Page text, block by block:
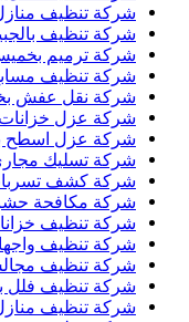
شركة تنظيف منازل
شركة تنظيف بالجبيل
شركة ترميم
شركة تنظيف
شركة نقل عفش
شركة عزل خزانات
شركة عزل اسطح
شركة تسليك
شركة كشف تسربات
شركة مكافحة
شركة تنظيف
شركة تنظيف
شركة تنظيف
شركة تنظيف فلل
شركة تنظيف